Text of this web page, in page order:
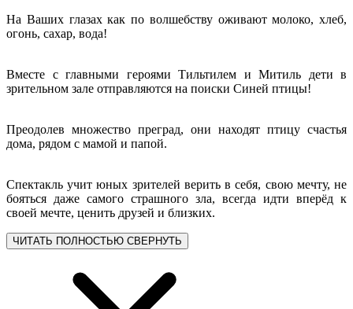
На Ваших глазах как по волшебству оживают молоко, хлеб,
огонь, сахар, вода!
Вместе с главными героями Тильтилем и Митиль дети в
зрительном зале отправляются на поиски Синей птицы!
Преодолев множество преград, они находят птицу счастья
дома, рядом с мамой и папой.
Спектакль учит юных зрителей верить в себя, свою мечту, не
бояться даже самого страшного зла, всегда идти вперёд к
своей мечте, ценить друзей и близких.
ЧИТАТЬ ПОЛНОСТЬЮ СВЕРНУТЬ